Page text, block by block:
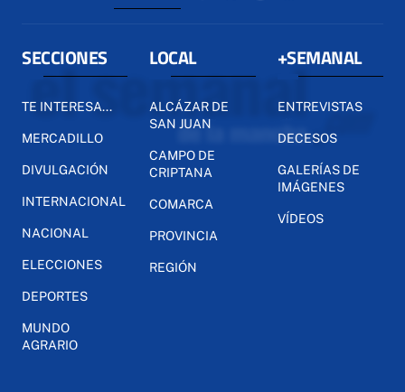
SECCIONES
TE INTERESA...
MERCADILLO
DIVULGACIÓN
INTERNACIONAL
NACIONAL
ELECCIONES
DEPORTES
MUNDO
AGRARIO
LOCAL
ALCÁZAR DE
SAN JUAN
CAMPO DE
CRIPTANA
COMARCA
PROVINCIA
REGIÓN
+SEMANAL
ENTREVISTAS
DECESOS
GALERÍAS DE
IMÁGENES
VÍDEOS